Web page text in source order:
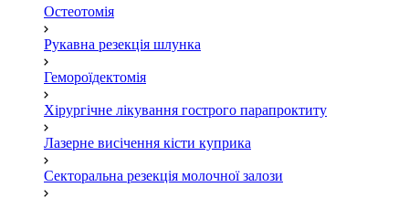
Остеотомія
Рукавна резекція шлунка
Гемороїдектомія
Хірургічне лікування гострого парапроктиту
Лазерне висічення кісти куприка
Секторальна резекція молочної залози